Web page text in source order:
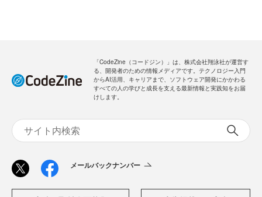
「CodeZine（コードジン）」は、株式会社翔泳社が運営す
る、開発者のための情報メディアです。テクノロジー入門
からAI活用、キャリアまで、ソフトウェア開発にかかわる
すべての人の学びと成長を支える最新情報と実践知をお届
けします。
メールバックナンバー